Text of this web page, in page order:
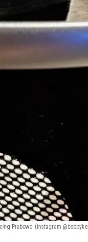
Prabowo (Instagram